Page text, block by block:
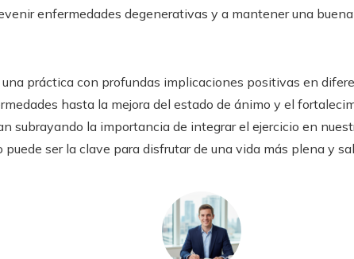
enfermedades degenerativas y a mantener una
una práctica con profundas implicaciones positivas en
hasta la mejora del estado de ánimo y el
subrayando la importancia de integrar el ejercicio en
ser la clave para disfrutar de una vida más plena y